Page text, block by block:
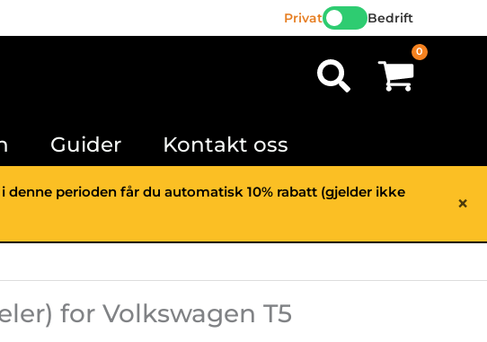
Privat Bedrift
Søk
Guider Kontakt oss
×
perioden får du automatisk 10% rabatt (gjelder ikke
for Volkswagen T5
Volkswagen